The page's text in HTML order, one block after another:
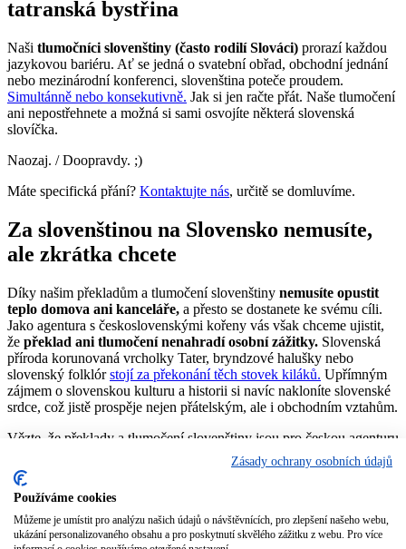
tatranská bystřina
Naši tlumočníci slovenštiny (často rodilí Slováci) prorazí každou
jazykovou bariéru. Ať se jedná o svatební obřad, obchodní jednání
nebo mezinárodní konferenci, slovenština poteče proudem.
Simultánně nebo konsekutivně. Jak si jen račte přát. Naše tlumočení
ani nepostřehnete a možná si sami osvojíte některá slovenská
slovíčka.
Naozaj. / Doopravdy. ;)
Máte specifická přání? Kontaktujte nás, určitě se domluvíme.
Za slovenštinou na Slovensko nemusíte,
ale zkrátka chcete
Díky našim překladům a tlumočení slovenštiny nemusíte opustit
teplo domova ani kanceláře, a přesto se dostanete ke svému cíli.
Jako agentura s československými kořeny vás však chceme ujistit,
že překlad ani tlumočení nenahradí osobní zážitky. Slovenská
příroda korunovaná vrcholky Tater, bryndzové halušky nebo
slovenský folklórstojí za překonání těch stovek kiláků. Upřímným
zájmem o slovenskou kulturu a historii si navíc nakloníte slovenské
srdce, což jistě prospěje nejen přátelským, ale i obchodním vztahům.
Vězte, že překlady a tlumočení slovenštiny jsou pro českou agenturu
vždy tak trochu srdeční záležitostí. Neotálíme, a už
do jedné
hodiny
poptání kalkulaceod nás získáte cenovou
nabídku.
tlumočení slovenštiny přizpůsobíme tak, abyste byli dlouhodobě
spokojeni.
Zásady ochrany osobních údajů
Používáme cookies
Můžeme je umístit pro analýzu našich údajů o návštěvnících, pro zlepšení našeho webu,
ukázání personalizovaného obsahu a pro poskytnutí skvělého zážitku z webu. Pro více